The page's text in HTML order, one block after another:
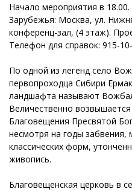
Начало мероприятия в
Зарубежья: Москва, ул.
конференц-зал, (4 этаж).
Телефон для справок: 915-
По одной из легенд село
первопроходца Сибири
ландшафта называют
Величественно
Благовещения Пресвятой
несмотря на годы забвения,
классических форм,
живопись.
Благовещенская церковь в